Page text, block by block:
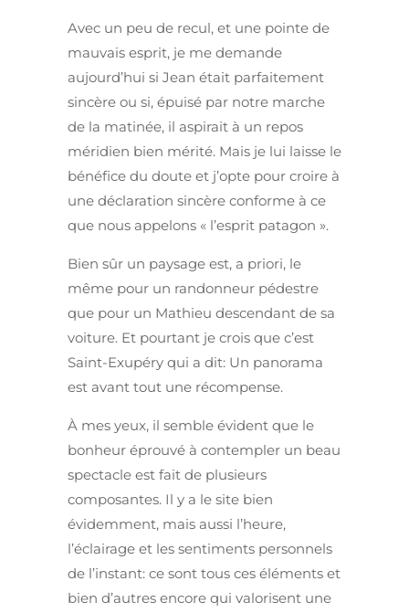
Avec un peu de recul, et une pointe de
mauvais esprit, je me demande
aujourd’hui si Jean était parfaitement
sincère ou si, épuisé par notre marche
de la matinée, il aspirait à un repos
méridien bien mérité. Mais je lui laisse le
bénéfice du doute et j’opte pour croire à
une déclaration sincère conforme à ce
que nous appelons « l’esprit patagon ».
Bien sûr un paysage est, a priori, le
même pour un randonneur pédestre
que pour un Mathieu descendant de sa
voiture. Et pourtant je crois que c’est
Saint-Exupéry qui a dit: Un panorama
est avant tout une récompense.
À mes yeux, il semble évident que le
bonheur éprouvé à contempler un beau
spectacle est fait de plusieurs
composantes. Il y a le site bien
évidemment, mais aussi l’heure,
l’éclairage et les sentiments personnels
de l’instant: ce sont tous ces éléments et
bien d’autres encore qui valorisent une